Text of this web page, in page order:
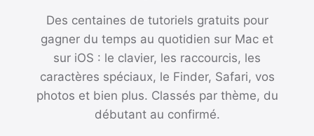
Des centaines de tutoriels gratuits pour
gagner du temps au quotidien sur Mac et
sur iOS : le clavier, les raccourcis, les
caractères spéciaux, le Finder, Safari, vos
photos et bien plus. Classés par thème, du
débutant au confirmé.